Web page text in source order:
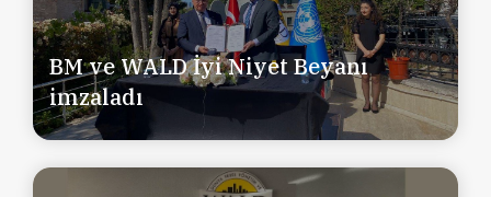
BM ve WALD İyi Niyet Beyanı
imzaladı